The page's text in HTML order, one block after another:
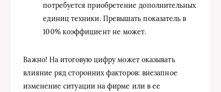
потребуется приобретение дополнительных
единиц техники. Превышать показатель в
100% коэффициент не может.
Важно! На итоговую цифру может оказывать
влияние ряд сторонних факторов: внезапное
изменение ситуации на фирме или в ее